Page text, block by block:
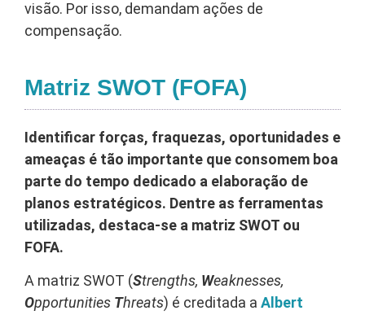
visão. Por isso, demandam ações de
compensação.
Matriz SWOT (FOFA)
Identificar forças, fraquezas, oportunidades e
ameaças é tão importante que consomem boa
parte do tempo dedicado a elaboração de
planos estratégicos. Dentre as ferramentas
utilizadas, destaca-se a matriz SWOT ou
FOFA.
A matriz SWOT (Strengths, Weaknesses,
Opportunities Threats) é creditada a Albert